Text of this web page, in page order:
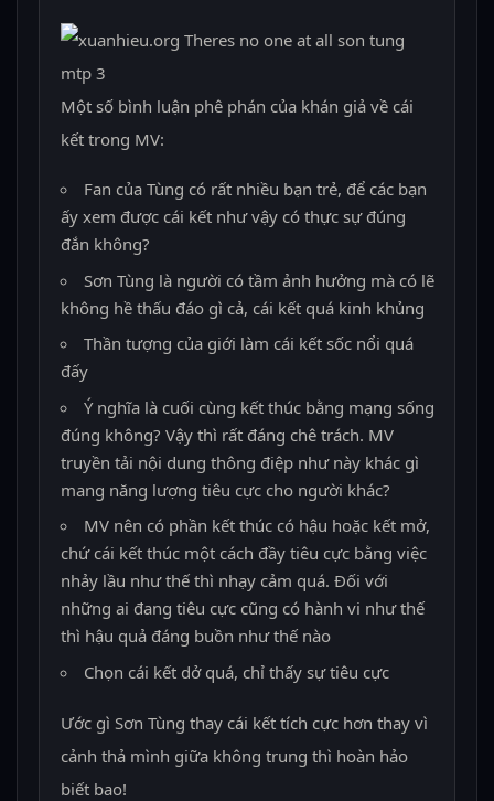
Một số bình luận phê phán của khán giả về cái
kết trong MV:
Fan của Tùng có rất nhiều bạn trẻ, để các bạn
ấy xem được cái kết như vậy có thực sự đúng
đắn không?
Sơn Tùng là người có tầm ảnh hưởng mà có lẽ
không hề thấu đáo gì cả, cái kết quá kinh khủng
Thần tượng của giới làm cái kết sốc nổi quá
đấy
Ý nghĩa là cuối cùng kết thúc bằng mạng sống
đúng không? Vậy thì rất đáng chê trách. MV
truyền tải nội dung thông điệp như này khác gì
mang năng lượng tiêu cực cho người khác?
MV nên có phần kết thúc có hậu hoặc kết mở,
chứ cái kết thúc một cách đầy tiêu cực bằng việc
nhảy lầu như thế thì nhạy cảm quá. Đối với
những ai đang tiêu cực cũng có hành vi như thế
thì hậu quả đáng buồn như thế nào
Chọn cái kết dở quá, chỉ thấy sự tiêu cực
Ước gì Sơn Tùng thay cái kết tích cực hơn thay vì
cảnh thả mình giữa không trung thì hoàn hảo
biết bao!